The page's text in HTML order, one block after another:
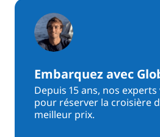
Embarquez avec
Depuis 15 ans, nos
pour réserver la croisière
meilleur prix.